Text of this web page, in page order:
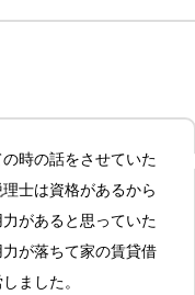
時の話をさせていた
士は資格があるから
があると思っていた
が落ちて家の賃貸借
ました。